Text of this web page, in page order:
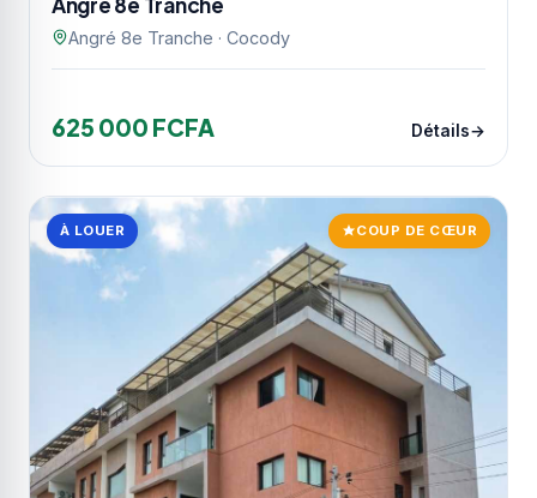
Angré 8e Tranche · Cocody
625 000 FCFA Détails
À LOUER COUP DE CŒUR